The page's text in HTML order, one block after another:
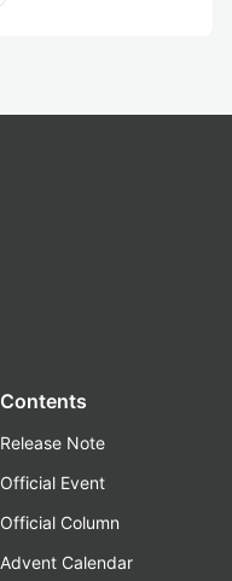
Contents
Release Note
Official Event
Official Column
Advent Calendar